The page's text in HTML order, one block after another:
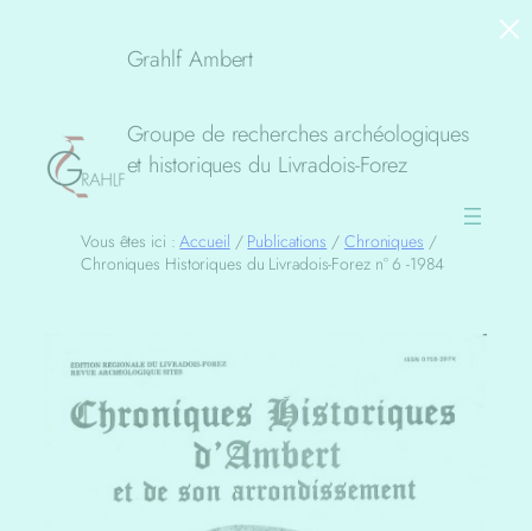
Grahlf Ambert
Groupe de recherches archéologiques
et historiques du Livradois-Forez
Vous êtes ici :Accueil / Publications / Chroniques /
Chroniques Historiques du Livradois-Forez n° 6 -1984
×